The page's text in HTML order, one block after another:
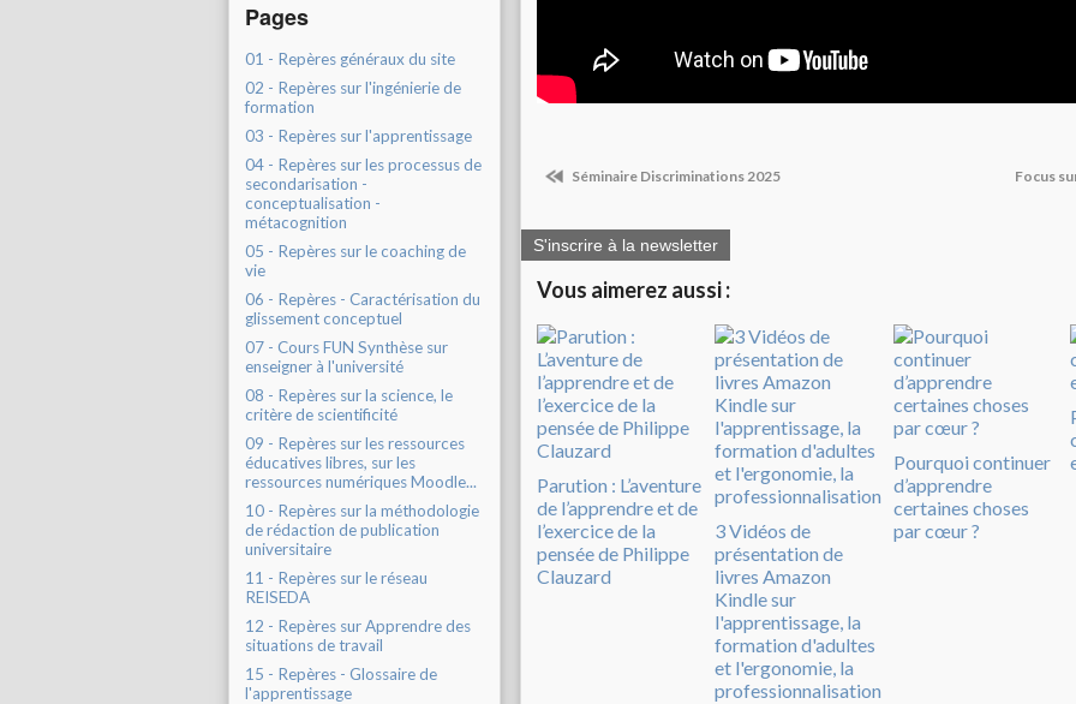
Pages
01 - Repères généraux du site
02 - Repères sur l'ingénierie de
formation
03 - Repères sur l'apprentissage
04 - Repères sur les processus de
secondarisation -
conceptualisation -
métacognition
05 - Repères sur le coaching de
vie
06 - Repères - Caractérisation du
glissement conceptuel
07 - Cours FUN Synthèse sur
enseigner à l'université
08 - Repères sur la science, le
critère de scientificité
09 - Repères sur les ressources
éducatives libres, sur les
ressources numériques Moodle...
10 - Repères sur la méthodologie
de rédaction de publication
universitaire
11 - Repères sur le réseau
REISEDA
12 - Repères sur Apprendre des
situations de travail
15 - Repères - Glossaire de
l'apprentissage
Séminaire Discriminations 2025 Focus
S'inscrire à la newsletter
Vous aimerez aussi :
Parution : L’aventure
de l’apprendre et de
l’exercice de la
pensée de Philippe
Clauzard
3 Vidéos de
présentation de
livres Amazon
Kindle sur
l'apprentissage, la
formation d'adultes
et l'ergonomie, la
professionnalisation
Pourquoi continuer
d’apprendre
certaines choses
par cœur ?